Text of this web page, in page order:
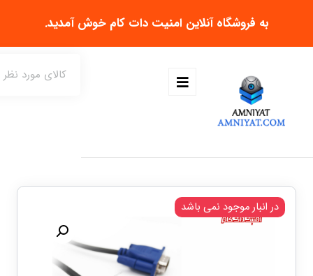
به فروشگاه آنلاین امنیت دات کام خوش آمدید.
در انبار موجود نمی باشد